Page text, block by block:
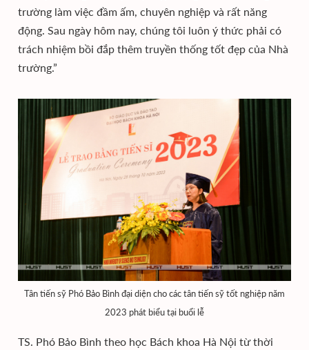
trường làm việc đầm ấm, chuyên nghiệp và rất năng
động. Sau ngày hôm nay, chúng tôi luôn ý thức phải có
trách nhiệm bồi đắp thêm truyền thống tốt đẹp của Nhà
trường.”
Tân tiến sỹ Phó Bảo Bình đại diện cho các tân tiến sỹ tốt nghiệp năm
2023 phát biểu tại buổi lễ
TS. Phó Bảo Bình theo học Bách khoa Hà Nội từ thời